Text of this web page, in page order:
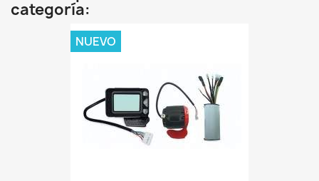
categoría:
NUEVO